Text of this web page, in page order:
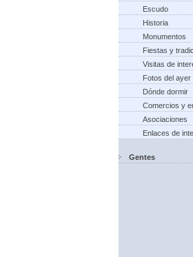
Escudo
Historia
Monumentos
Fiestas y
Visitas de
Fotos del ayer
Dónde dormir
Comercios y
Asociaciones
Enlaces de
Gentes